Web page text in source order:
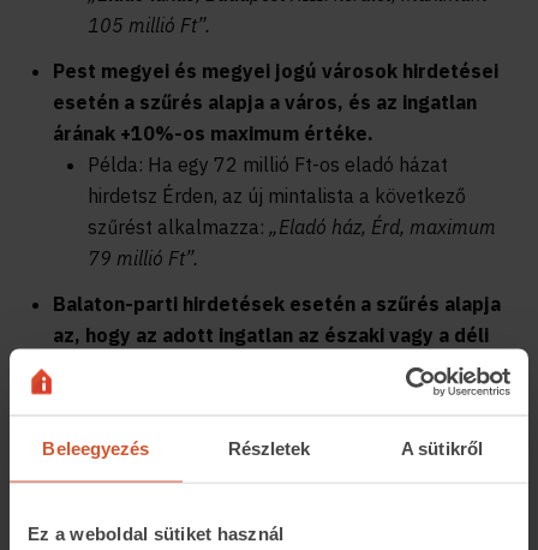
Beleegyezés Részletek A sütikről
Ez a weboldal sütiket használ
105 millió Ft”.
Pest megyei és megyei jogú városok hirdetései
esetén a szűrés alapja a város, és az ingatlan
árának +10%-os maximum értéke.
Példa: Ha egy 72 millió Ft-os eladó házat
hirdetsz Érden, az új mintalista a következő
szűrést alkalmazza: „Eladó ház, Érd, maximum
79 millió Ft”.
Balaton-parti hirdetések esetén a szűrés alapja
az, hogy az adott ingatlan az északi vagy a déli
parton helyezkedik el, és az ingatlan árának
hirdetsz Balatonfüreden, az új mintalista a
következő szűrést alkalmazza:„Eladó nyaraló,
Balaton északi part, maximum 88 millió Ft”.